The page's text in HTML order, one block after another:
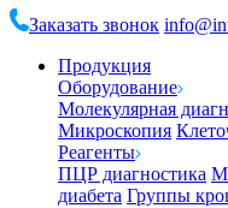
Заказать звонок
Продукция
Оборудование
Молекулярная
Микроскопия
Реагенты
ПЦР диагностика
диабета Группы